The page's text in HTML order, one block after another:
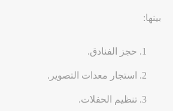
بينها:
حجز الفنادق.
استجار معدات التصوير.
تنظيم الحفلات.